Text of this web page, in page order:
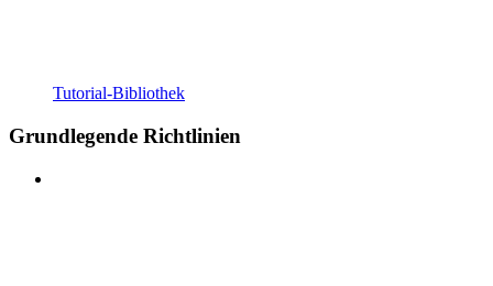
Tutorial-Bibliothek
Grundlegende Richtlinien